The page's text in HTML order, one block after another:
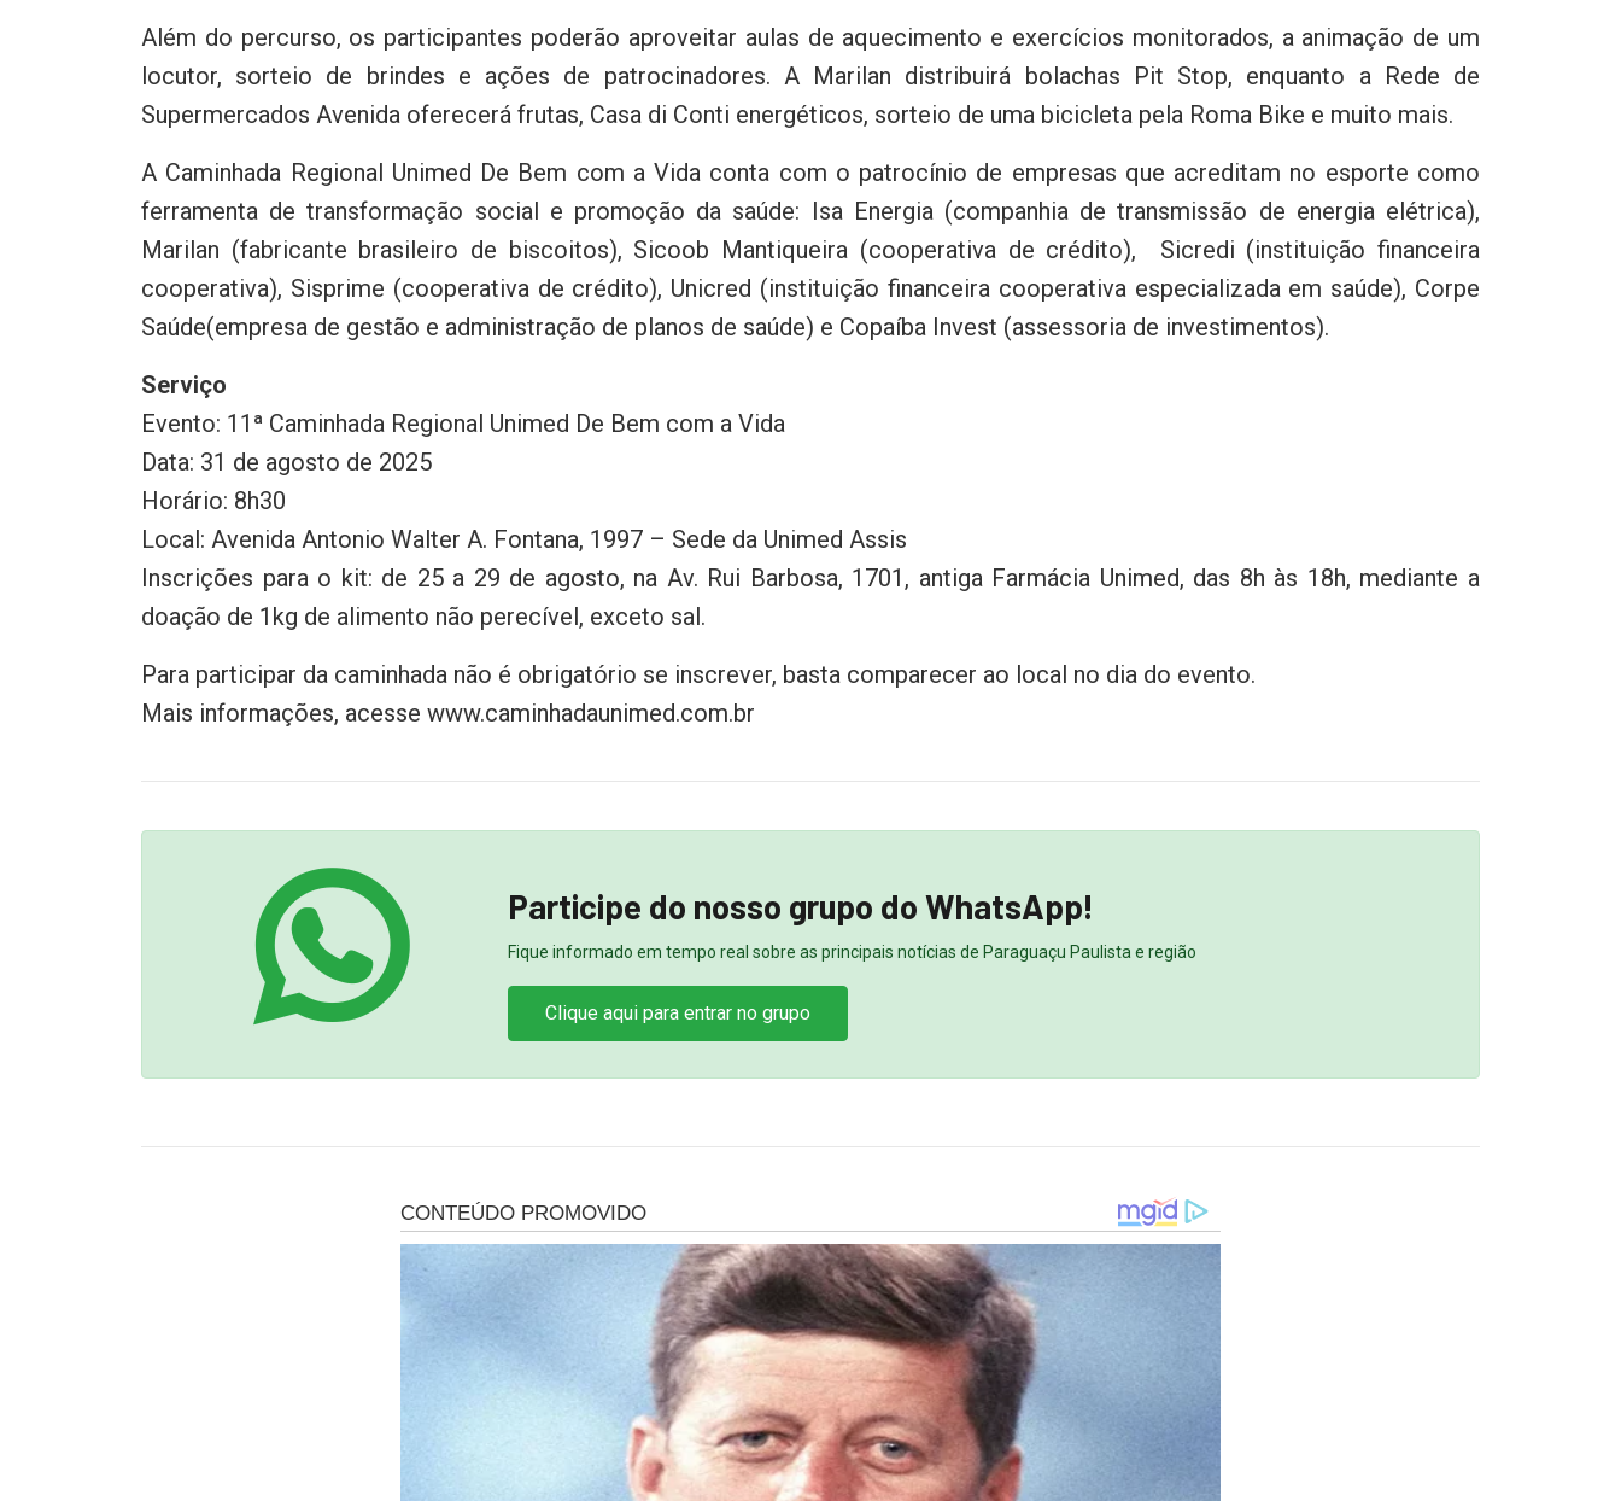
Além do percurso, os participantes poderão aproveitar aulas de aquecimento e exercícios monitorados, a animação de um
locutor, sorteio de brindes e ações de patrocinadores. A Marilan distribuirá bolachas Pit Stop, enquanto a Rede de
Supermercados Avenida oferecerá frutas, Casa di Conti energéticos, sorteio de uma bicicleta pela Roma Bike e muito mais.
A Caminhada Regional Unimed De Bem com a Vida conta com o patrocínio de empresas que acreditam no esporte como
ferramenta de transformação social e promoção da saúde: Isa Energia (companhia de transmissão de energia elétrica),
Marilan (fabricante brasileiro de biscoitos), Sicoob Mantiqueira (cooperativa de crédito), Sicredi (instituição financeira
cooperativa), Sisprime (cooperativa de crédito), Unicred (instituição financeira cooperativa especializada em saúde), Corpe
Saúde(empresa de gestão e administração de planos de saúde) e Copaíba Invest (assessoria de investimentos).
Serviço
Evento: 11ª Caminhada Regional Unimed De Bem com a Vida
Data: 31 de agosto de 2025
Horário: 8h30
Local: Avenida Antonio Walter A. Fontana, 1997 – Sede da Unimed Assis
Inscrições para o kit: de 25 a 29 de agosto, na Av. Rui Barbosa, 1701, antiga Farmácia Unimed, das 8h às 18h, mediante a
doação de 1kg de alimento não perecível, exceto sal.
Para participar da caminhada não é obrigatório se inscrever, basta comparecer ao local no dia do evento.
Mais informações, acesse www.caminhadaunimed.com.br
Participe do nosso grupo do WhatsApp!
Fique informado em tempo real sobre as principais notícias de Paraguaçu Paulista e região
Clique aqui para entrar no grupo